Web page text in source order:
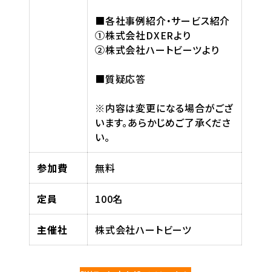
■各社事例紹介・サービス紹介
①株式会社DXERより
②株式会社ハートビーツより
■質疑応答
※内容は変更になる場合がござ
います。あらかじめご了承くださ
い。
参加費 無料
定員 100名
主催社 株式会社ハートビーツ